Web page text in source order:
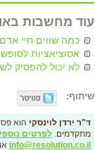
עוד מחשבות
כמה שווים חיי
אסוציאציות לסופש 8.2.2014
לא יכול להפסיק
שיתוף:
ד"ר ירדן לוינסקי הוא
מתקדמים. לפרטים
info@resolution.co.il